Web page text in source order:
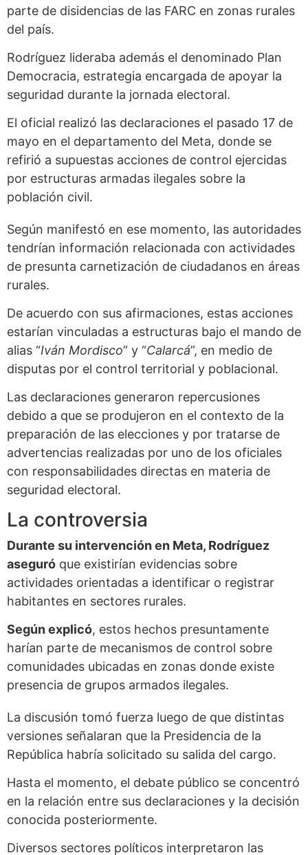
parte de disidencias de las FARC en zonas rurales
del país.
Rodríguez lideraba además el denominado Plan
Democracia, estrategia encargada de apoyar la
seguridad durante la jornada electoral.
El oficial realizó las declaraciones el pasado 17 de
mayo en el departamento del Meta, donde se
refirió a supuestas acciones de control ejercidas
por estructuras armadas ilegales sobre la
población civil.
Según manifestó en ese momento, las autoridades
tendrían información relacionada con actividades
de presunta carnetización de ciudadanos en áreas
rurales.
De acuerdo con sus afirmaciones, estas acciones
estarían vinculadas a estructuras bajo el mando de
alias “Iván Mordisco” y “Calarcá”, en medio de
disputas por el control territorial y poblacional.
Las declaraciones generaron repercusiones
debido a que se produjeron en el contexto de la
preparación de las elecciones y por tratarse de
advertencias realizadas por uno de los oficiales
con responsabilidades directas en materia de
seguridad electoral.
La controversia
Durante su intervención en Meta, Rodríguez
aseguró que existirían evidencias sobre
actividades orientadas a identificar o registrar
habitantes en sectores rurales.
Según explicó, estos hechos presuntamente
harían parte de mecanismos de control sobre
comunidades ubicadas en zonas donde existe
presencia de grupos armados ilegales.
La discusión tomó fuerza luego de que distintas
versiones señalaran que la Presidencia de la
República habría solicitado su salida del cargo.
Hasta el momento, el debate público se concentró
en la relación entre sus declaraciones y la decisión
conocida posteriormente.
Diversos sectores políticos interpretaron las